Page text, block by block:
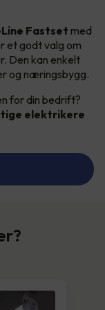
Fastset med
et godt valg om
Den kan enkelt
og næringsbygg.
for din bedrift?
elektrikere